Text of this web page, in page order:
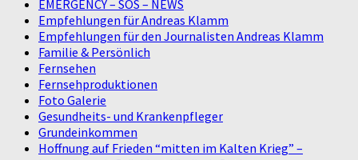
EMERGENCY – SOS – NEWS
Empfehlungen für Andreas Klamm
Empfehlungen für den Journalisten Andreas Klamm
Familie & Persönlich
Fernsehen
Fernsehproduktionen
Foto Galerie
Gesundheits- und Krankenpfleger
Grundeinkommen
Hoffnung auf Frieden “mitten im Kalten Krieg” –